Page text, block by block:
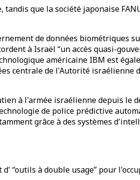
que la société japonaise
de données biométriques
à Israël “un accès quasi-
américaine IBM est
centrale de l'Autorité
à l'armée israélienne depuis le
de police prédictive
grâce à des systèmes
“outils à double usage” pour